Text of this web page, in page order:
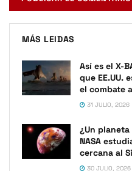
MÁS LEIDAS
Así es el X-
que EE.UU.
el combate
31 JULIO, 2026
¿Un
NASA
cercana al
30 JULIO, 2026